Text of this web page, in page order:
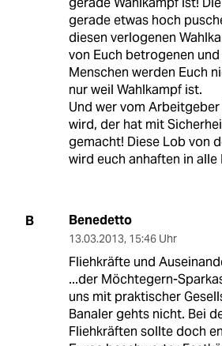
gerade etwas hoch
diesen verlogenen
von Euch betrogenen
Menschen werden Euch
nur weil Wahlkampf ist.
Und wer vom
wird, der hat mit
gemacht! Diese Lob von
wird euch anhaften in alle
B Benedetto
13.03.2013, 15:46 Uhr
Fliehkräfte und
...der Möchtegern-
uns mit praktischer
Banaler gehts nicht. Bei
Fliehkräften sollte doch